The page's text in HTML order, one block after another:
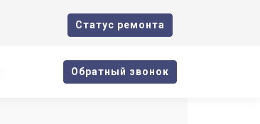
Cтатус ремонта
Oбратный звонок